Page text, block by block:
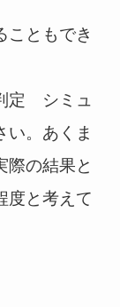
こともでき
定 シミュ
い。あくま
際の結果と
度と考えて